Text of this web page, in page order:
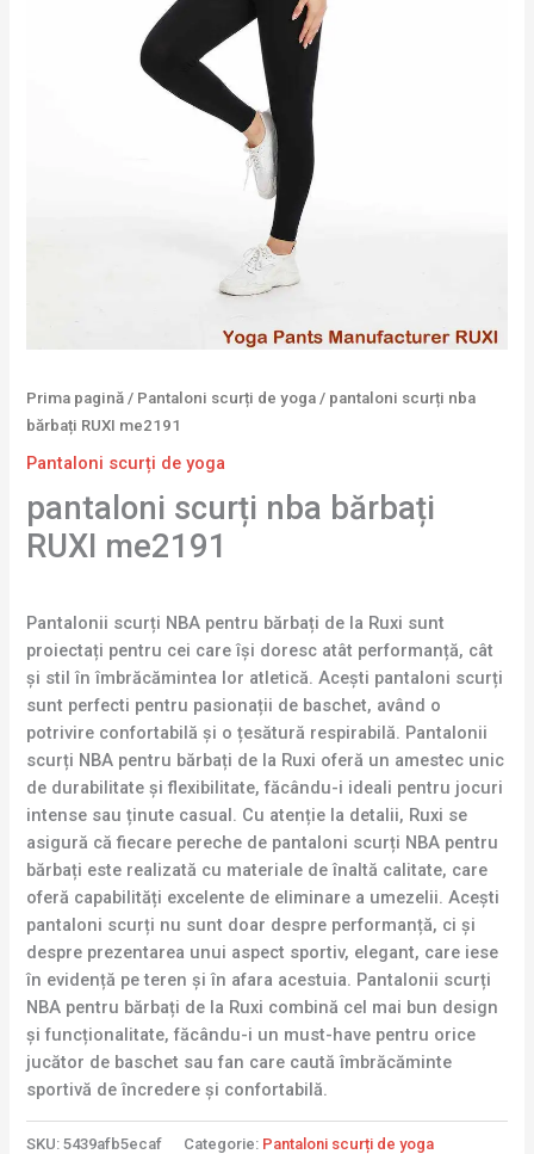
Prima pagină / Pantaloni scurți de yoga / pantaloni scurți nba
bărbați RUXI me2191
Pantaloni scurți de yoga
pantaloni scurți nba bărbați
RUXI me2191
Pantalonii scurți NBA pentru bărbați de la Ruxi sunt
proiectați pentru cei care își doresc atât performanță, cât
și stil în îmbrăcămintea lor atletică. Acești pantaloni scurți
sunt perfecti pentru pasionații de baschet, având o
potrivire confortabilă și o țesătură respirabilă. Pantalonii
scurți NBA pentru bărbați de la Ruxi oferă un amestec unic
de durabilitate și flexibilitate, făcându-i ideali pentru jocuri
intense sau ținute casual. Cu atenție la detalii, Ruxi se
asigură că fiecare pereche de pantaloni scurți NBA pentru
bărbați este realizată cu materiale de înaltă calitate, care
oferă capabilități excelente de eliminare a umezelii. Acești
pantaloni scurți nu sunt doar despre performanță, ci și
despre prezentarea unui aspect sportiv, elegant, care iese
în evidență pe teren și în afara acestuia. Pantalonii scurți
NBA pentru bărbați de la Ruxi combină cel mai bun design
și funcționalitate, făcându-i un must-have pentru orice
jucător de baschet sau fan care caută îmbrăcăminte
sportivă de încredere și confortabilă.
SKU:5439afb5ecaf Categorie: Pantaloni scurți de yoga